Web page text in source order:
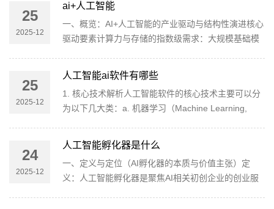
断，力求在数据支撑与逻辑框架上保持清晰可用。
一、概念与定位定义：人工智能孵化基地指以培育早
期AI创业团队为核心的综合
25
2025-12
ai+人工智能
一、概览：AI+人工智能的产业驱动与结构性演进核心
驱动要素计算力与存储的指数级需求：大规模基础模
型（foundation models）作为平台层，推动行业模型
（vertical/领域模型）快速落地到金融、制造、医疗、
能源等垂直场景。
25
2025-12
人工智能ai软件有哪些
1. 核心技术解析人工智能软件的核心技术主要可以分
为以下几大类：a. 机器学习（Machine Learning,
主要包括：监督学习：算法通过标注数据进行训练，
主要应用于分类和回归问题。无监督学习：从无标注
数据中挖掘规律，常
24
2025-12
人工智能孵化器是什么
一、定义与定位（AI孵化器的本质与价值主张）定
义：人工智能孵化器是聚焦AI相关初创企业的创业服